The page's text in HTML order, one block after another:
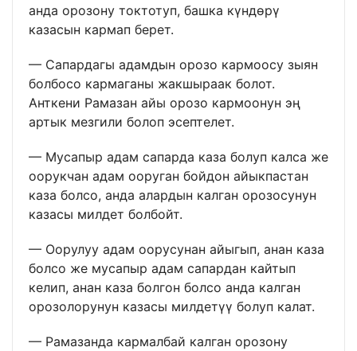
анда орозону токтотуп, башка күндөрү
казасын кармап берет.
— Сапардагы адамдын орозо кармоосу зыян
болбосо кармаганы жакшыраак болот.
Анткени Рамазан айы орозо кармоонун эң
артык мезгили болоп эсептелет.
— Мусапыр адам сапарда каза болуп калса же
оорукчан адам ооруган бойдон айыкпастан
каза болсо, анда алардын калган орозосунун
казасы милдет болбойт.
— Оорулуу адам оорусунан айыгып, анан каза
болсо же мусапыр адам сапардан кайтып
келип, анан каза болгон болсо анда калган
орозолорунун казасы милдетүү болуп калат.
— Рамазанда кармалбай калган орозону